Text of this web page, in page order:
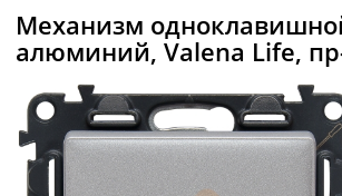
Механизм
алюминий, Valena Life,